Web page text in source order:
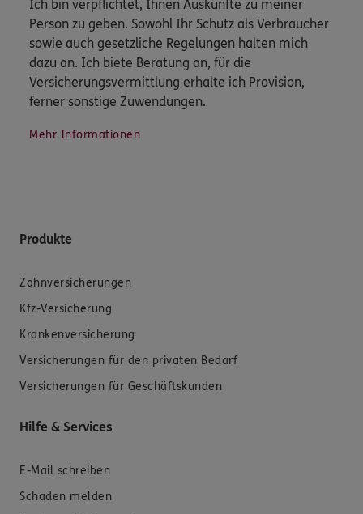
Ich bin verpflichtet, Ihnen Auskünfte zu meiner
Person zu geben. Sowohl Ihr Schutz als Verbraucher
sowie auch gesetzliche Regelungen halten mich
dazu an. Ich biete Beratung an, für die
Versicherungsvermittlung erhalte ich Provision,
ferner sonstige Zuwendungen.
Mehr Informationen
Produkte
Zahnversicherungen
Kfz-Versicherung
Krankenversicherung
Versicherungen für den privaten Bedarf
Versicherungen für Geschäftskunden
Hilfe & Services
E-Mail schreiben
Schaden melden